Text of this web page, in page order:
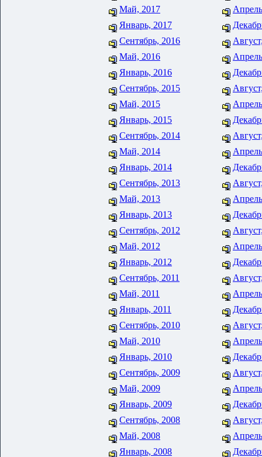
Май, 2017
Январь, 2017
Сентябрь, 2016
Май, 2016
Январь, 2016
Сентябрь, 2015
Май, 2015
Январь, 2015
Сентябрь, 2014
Май, 2014
Январь, 2014
Сентябрь, 2013
Май, 2013
Январь, 2013
Сентябрь, 2012
Май, 2012
Январь, 2012
Сентябрь, 2011
Май, 2011
Январь, 2011
Сентябрь, 2010
Май, 2010
Январь, 2010
Сентябрь, 2009
Май, 2009
Январь, 2009
Сентябрь, 2008
Май, 2008
Январь, 2008